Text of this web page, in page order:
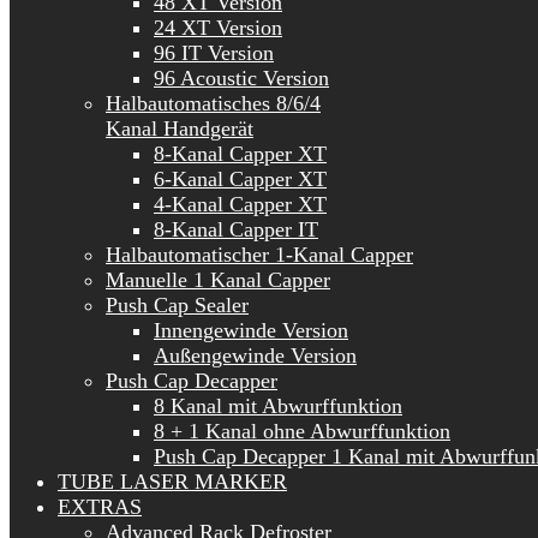
24 XT Version
96 IT Version
96 Acoustic Version
Halbautomatisches 8/6/4
Kanal Handgerät
8-Kanal Capper XT
6-Kanal Capper XT
4-Kanal Capper XT
8-Kanal Capper IT
Halbautomatischer 1-Kanal Capper
Manuelle 1 Kanal Capper
Push Cap Sealer
Innengewinde Version
Außengewinde Version
Push Cap Decapper
8 Kanal mit Abwurffunktion
8 + 1 Kanal ohne Abwurffunktion
Push Cap Decapper 1 Kanal mit
TUBE LASER MARKER
EXTRAS
Advanced Rack Defroster